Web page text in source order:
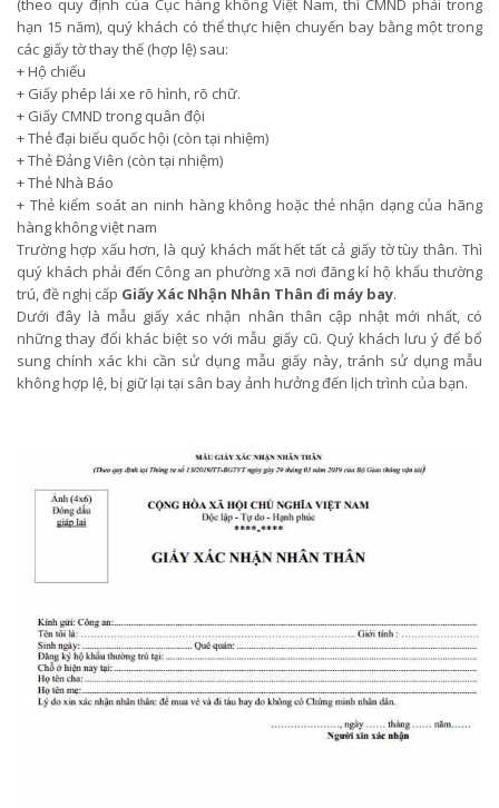
(theo quy định của Cục hàng không Việt Nam, thì CMND phải trong
hạn 15 năm), quý khách có thể thực hiện chuyến bay bằng một trong
các giấy tờ thay thế (hợp lệ) sau:
+ Hộ chiếu
+ Giấy phép lái xe rõ hình, rõ chữ.
+ Giấy CMND trong quân đội
+ Thẻ đại biểu quốc hội (còn tại nhiệm)
+ Thẻ Đảng Viên (còn tại nhiệm)
+ Thẻ Nhà Báo
+ Thẻ kiểm soát an ninh hàng không hoặc thẻ nhận dạng của hãng
hàng không việt nam
Trường hợp xấu hơn, là quý khách mất hết tất cả giấy tờ tùy thân. Thì
quý khách phải đến Công an phường xã nơi đăng kí hộ khẩu thường
trú, đề nghị cấp Giấy Xác Nhận Nhân Thân đi máy bay.
Dưới đây là mẫu giấy xác nhận nhân thân cập nhật mới nhất, có
những thay đổi khác biệt so với mẫu giấy cũ. Quý khách lưu ý để bổ
sung chính xác khi cần sử dụng mẫu giấy này, tránh sử dụng mẫu
không hợp lệ, bị giữ lại tại sân bay ảnh hưởng đến lịch trình của bạn.